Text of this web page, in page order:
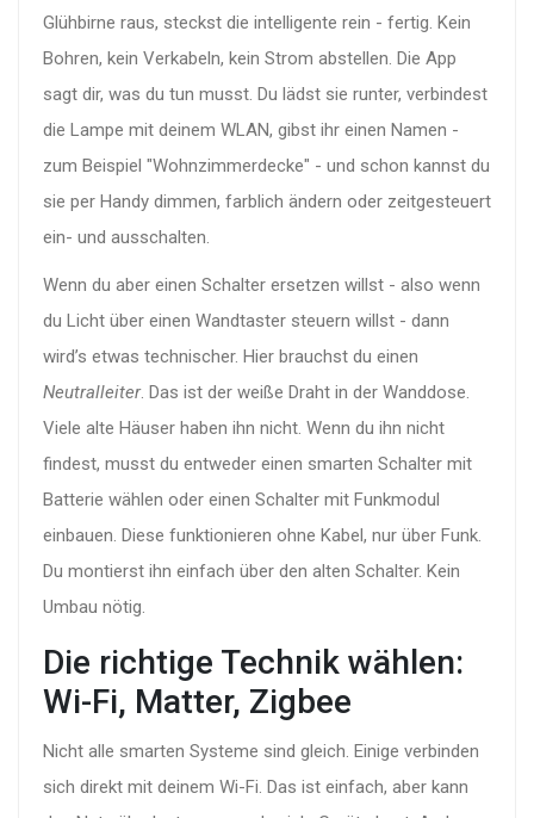
Glühbirne raus, steckst die intelligente rein - fertig. Kein
Bohren, kein Verkabeln, kein Strom abstellen. Die App
sagt dir, was du tun musst. Du lädst sie runter, verbindest
die Lampe mit deinem WLAN, gibst ihr einen Namen -
zum Beispiel "Wohnzimmerdecke" - und schon kannst du
sie per Handy dimmen, farblich ändern oder zeitgesteuert
ein- und ausschalten.
Wenn du aber einen Schalter ersetzen willst - also wenn
du Licht über einen Wandtaster steuern willst - dann
wird’s etwas technischer. Hier brauchst du einen
Neutralleiter. Das ist der weiße Draht in der Wanddose.
Viele alte Häuser haben ihn nicht. Wenn du ihn nicht
findest, musst du entweder einen smarten Schalter mit
Batterie wählen oder einen Schalter mit Funkmodul
einbauen. Diese funktionieren ohne Kabel, nur über Funk.
Du montierst ihn einfach über den alten Schalter. Kein
Umbau nötig.
Die richtige Technik wählen:
Wi-Fi, Matter, Zigbee
Nicht alle smarten Systeme sind gleich. Einige verbinden
sich direkt mit deinem Wi-Fi. Das ist einfach, aber kann